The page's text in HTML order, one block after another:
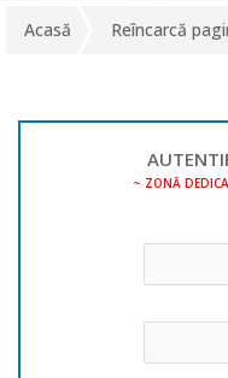
Acasă Reîncarcă
~ ZONĂ